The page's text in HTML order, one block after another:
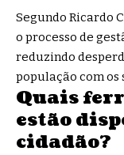
Segundo Ricardo
o processo de
reduzindo
população com os
Quais
estão
cidadão?